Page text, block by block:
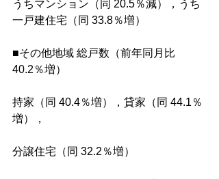
うちマンション（同 20.5％減），うち
一戸建住宅（同 33.8％増）
■その他地域 総戸数（前年同月比
40.2％増）
持家（同 40.4％増），貸家（同 44.1％
増），
分譲住宅（同 32.2％増）